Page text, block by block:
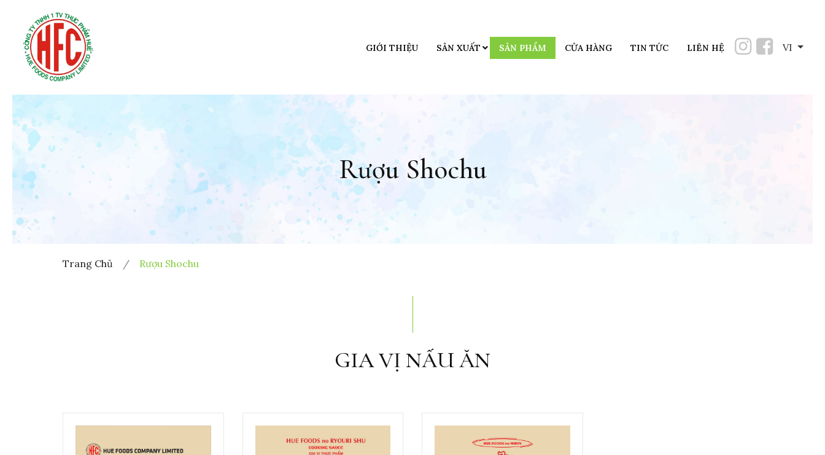
GIỚI THIỆU SẢN XUẤT SẢN PHẨM CỬA HÀNG TIN TỨC LIÊN HỆ VI
Rượu Shochu
Trang Chủ Rượu Shochu
GIA VỊ NẤU ĂN